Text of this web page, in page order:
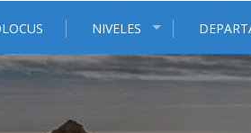
NIVELES